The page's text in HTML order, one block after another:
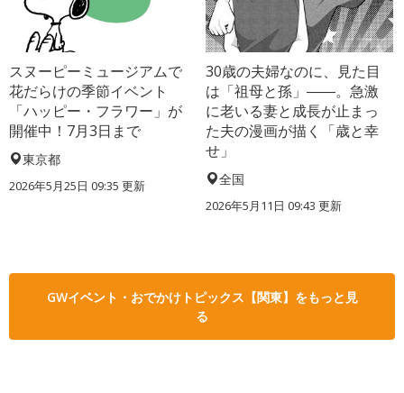
スヌーピーミュージアムで
花だらけの季節イベント
「ハッピー・フラワー」が
開催中！7月3日まで
東京都
2026年5月25日 09:35 更新
30歳の夫婦なのに、見た目
は「祖母と孫」――。急激
に老いる妻と成長が止まっ
た夫の漫画が描く「歳と幸
せ」
全国
2026年5月11日 09:43 更新
GWイベント・おでかけトピックス【関東】をもっと見
る